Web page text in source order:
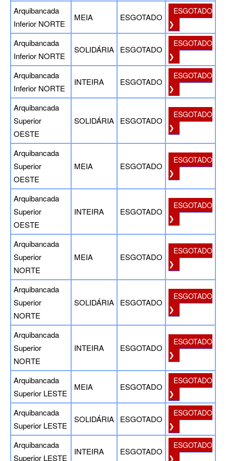
Arquibancada
Inferior NORTE
MEIA ESGOTADO
ESGOTADO
❯
Arquibancada
Inferior NORTE
SOLIDÁRIA ESGOTADO
ESGOTADO
❯
Arquibancada
Inferior NORTE
INTEIRA ESGOTADO
ESGOTADO
❯
Arquibancada
Superior
OESTE
SOLIDÁRIA ESGOTADO
ESGOTADO
❯
Arquibancada
Superior
OESTE
MEIA ESGOTADO
ESGOTADO
❯
Arquibancada
Superior
OESTE
INTEIRA ESGOTADO
ESGOTADO
❯
Arquibancada
Superior
NORTE
MEIA ESGOTADO
ESGOTADO
❯
Arquibancada
Superior
NORTE
SOLIDÁRIA ESGOTADO
ESGOTADO
❯
Arquibancada
Superior
NORTE
INTEIRA ESGOTADO
ESGOTADO
❯
Arquibancada
Superior LESTE
MEIA ESGOTADO
ESGOTADO
❯
Arquibancada
Superior LESTE
SOLIDÁRIA ESGOTADO
ESGOTADO
❯
Arquibancada
Superior LESTE
INTEIRA ESGOTADO
ESGOTADO
❯